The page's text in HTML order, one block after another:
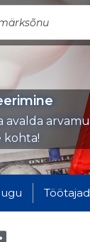
avalda
kohta!
Töötajad